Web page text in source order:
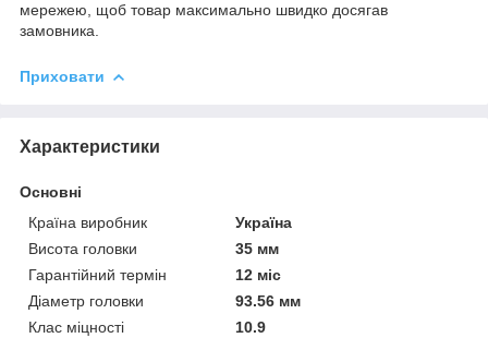
мережею, щоб товар максимально швидко досягав
замовника.
Приховати
Характеристики
Основні
Країна виробник
Україна
Висота головки
35 мм
Гарантійний термін
12 міс
Діаметр головки
93.56 мм
Клас міцності
10.9